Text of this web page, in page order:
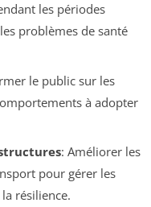
les périodes
problèmes de santé
le public sur les
à adopter
: Améliorer les
pour gérer les
résilience.